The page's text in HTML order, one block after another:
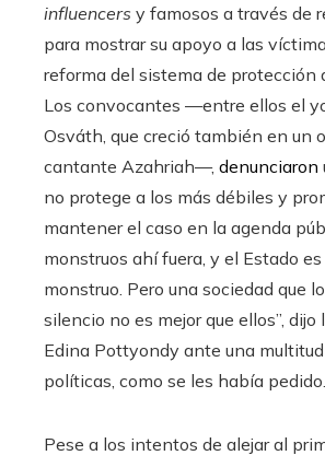
influencers y famosos a través de
para mostrar su apoyo a las
reforma del sistema de protección
Los convocantes —entre ellos el
Osváth, que creció también en un
cantante Azahriah—, denunciaron
no protege a los más débiles y
mantener el caso en la agenda
monstruos ahí fuera, y el Estado
monstruo. Pero una sociedad que
silencio no es mejor que ellos”,
Edina Pottyondy ante una
políticas, como se les había pedido.
Pese a los intentos de alejar al